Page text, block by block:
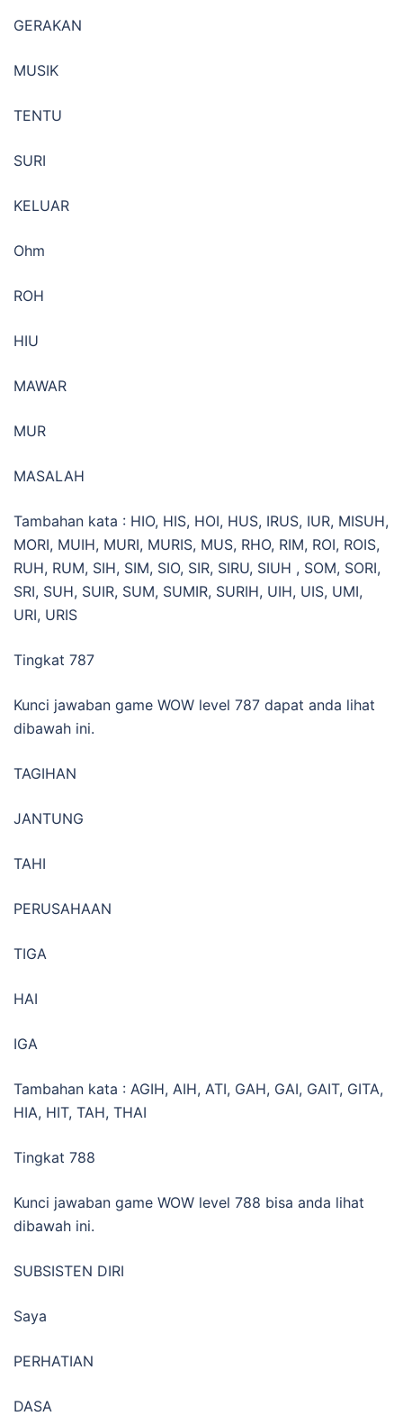
GERAKAN
MUSIK
TENTU
SURI
KELUAR
Ohm
ROH
HIU
MAWAR
MUR
MASALAH
Tambahan kata : HIO, HIS, HOI, HUS, IRUS, IUR, MISUH,
MORI, MUIH, MURI, MURIS, MUS, RHO, RIM, ROI, ROIS,
RUH, RUM, SIH, SIM, SIO, SIR, SIRU, SIUH , SOM, SORI,
SRI, SUH, SUIR, SUM, SUMIR, SURIH, UIH, UIS, UMI,
URI, URIS
Tingkat 787
Kunci jawaban game WOW level 787 dapat anda lihat
dibawah ini.
TAGIHAN
JANTUNG
TAHI
PERUSAHAAN
TIGA
HAI
IGA
Tambahan kata : AGIH, AIH, ATI, GAH, GAI, GAIT, GITA,
HIA, HIT, TAH, THAI
Tingkat 788
Kunci jawaban game WOW level 788 bisa anda lihat
dibawah ini.
SUBSISTEN DIRI
Saya
PERHATIAN
DASA